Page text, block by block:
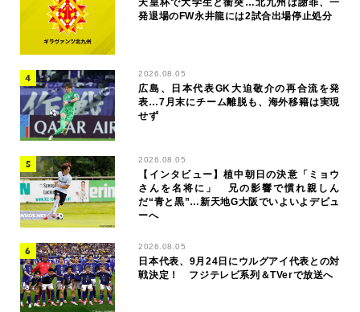
発退場のFW永井龍には2試合出場停止処分
2026.08.05
広島、日本代表GK大迫敬介の再合流を発
表…7月末にチーム離脱も、海外移籍は実現
せず
2026.08.05
【インタビュー】植中朝日の決意「ミョウ
さんを名将に」 兄の影響で慣れ親しん
だ“青と黒”…新天地G大阪でいよいよデビュ
ーへ
2026.08.05
日本代表、9月24日にウルグアイ代表との対
戦決定！ フジテレビ系列＆TVerで放送へ